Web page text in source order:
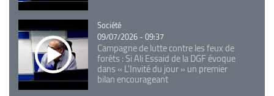
Catégorie
Société
09/07/2026 - 09:37
Campagne de lutte contre les feux de
forêts : Si Ali Essaid de la DGF évoque
dans « L'Invité du jour » un premier
bilan encourageant